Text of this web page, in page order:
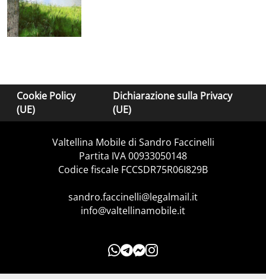
Cookie Policy
(UE)
Dichiarazione sulla Privacy
(UE)
Valtellina Mobile di Sandro Faccinelli
Partita IVA 00933050148
Codice fiscale FCCSDR75R06I829B
sandro.faccinelli@legalmail.it
info@valtellinamobile.it